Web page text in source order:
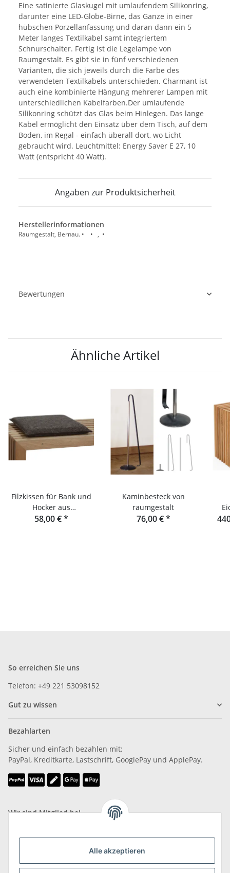
Alle akzeptieren
Eine satinierte Glaskugel mit umlaufendem Silikonring,
darunter eine LED-Globe-Birne, das Ganze in einer
hübschen Porzellanfassung und daran dann ein 5
Meter langes Textilkabel samt integriertem
Schnurschalter. Fertig ist die Legelampe von
Raumgestalt. Es gibt sie in fünf verschiedenen
Varianten, die sich jeweils durch die Farbe des
verwendeten Textilkabels unterschieden. Charmant ist
auch eine kombinierte Hängung mehrerer Lampen mit
unterschiedlichen Kabelfarben.Der umlaufende
Silikonring schützt das Glas beim Hinlegen. Das lange
Kabel ermöglicht den Einsatz über dem Tisch, auf dem
Boden, im Regal - einfach überall dort, wo Licht
gebraucht wird. Leuchtmittel: Energy Saver E 27, 10
Watt (entspricht 40 Watt).
Angaben zur Produktsicherheit
Herstellerinformationen
Raumgestalt, Bernau. • • , •
Bewertungen
Ähnliche Artikel
Filzkissen für Bank und
Hocker aus
Eichenlamellen oder
58,00 €*
Kaminbesteck von
raumgestalt
76,00 €*
So erreichen Sie uns
Telefon: +49 221 53098152
Gut zu wissen
Bezahlarten
Sicher und einfach bezahlen mit:
PayPal, Kreditkarte, Lastschrift, GooglePay und ApplePay.
Wir sind Mitglied bei